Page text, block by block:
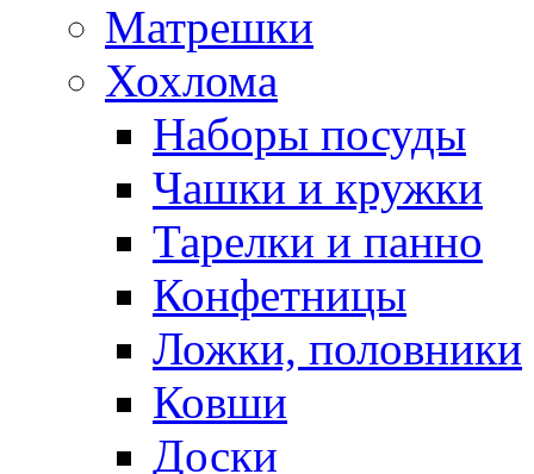
Матрешки
Хохлома
Наборы посуды
Чашки и кружки
Тарелки и панно
Конфетницы
Ложки, половники
Ковши
Доски